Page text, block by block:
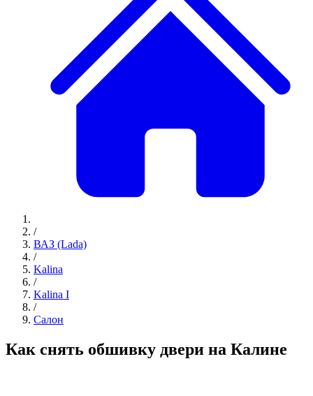
/
ВАЗ (Lada)
/
Kalina
/
Kalina I
/
Салон
Как снять обшивку двери на Калине